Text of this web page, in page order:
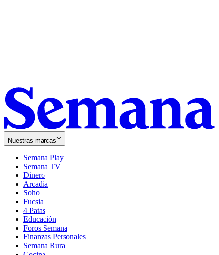
Nuestras marcas
Semana Play
Semana TV
Dinero
Arcadia
Soho
in
new
window
Fucsia
in
new
window
4 Patas
Educación
Foros Semana
Finanzas Personales
Semana Rural